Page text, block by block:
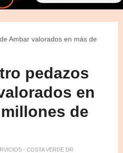
pedazos
en
de
- COSTA VERDE DR